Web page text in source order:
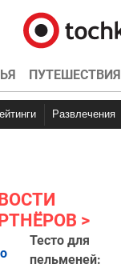
ПУТЕШЕСТВИЯ
Рейтинги Развлечения
Тесто для
пельменей: